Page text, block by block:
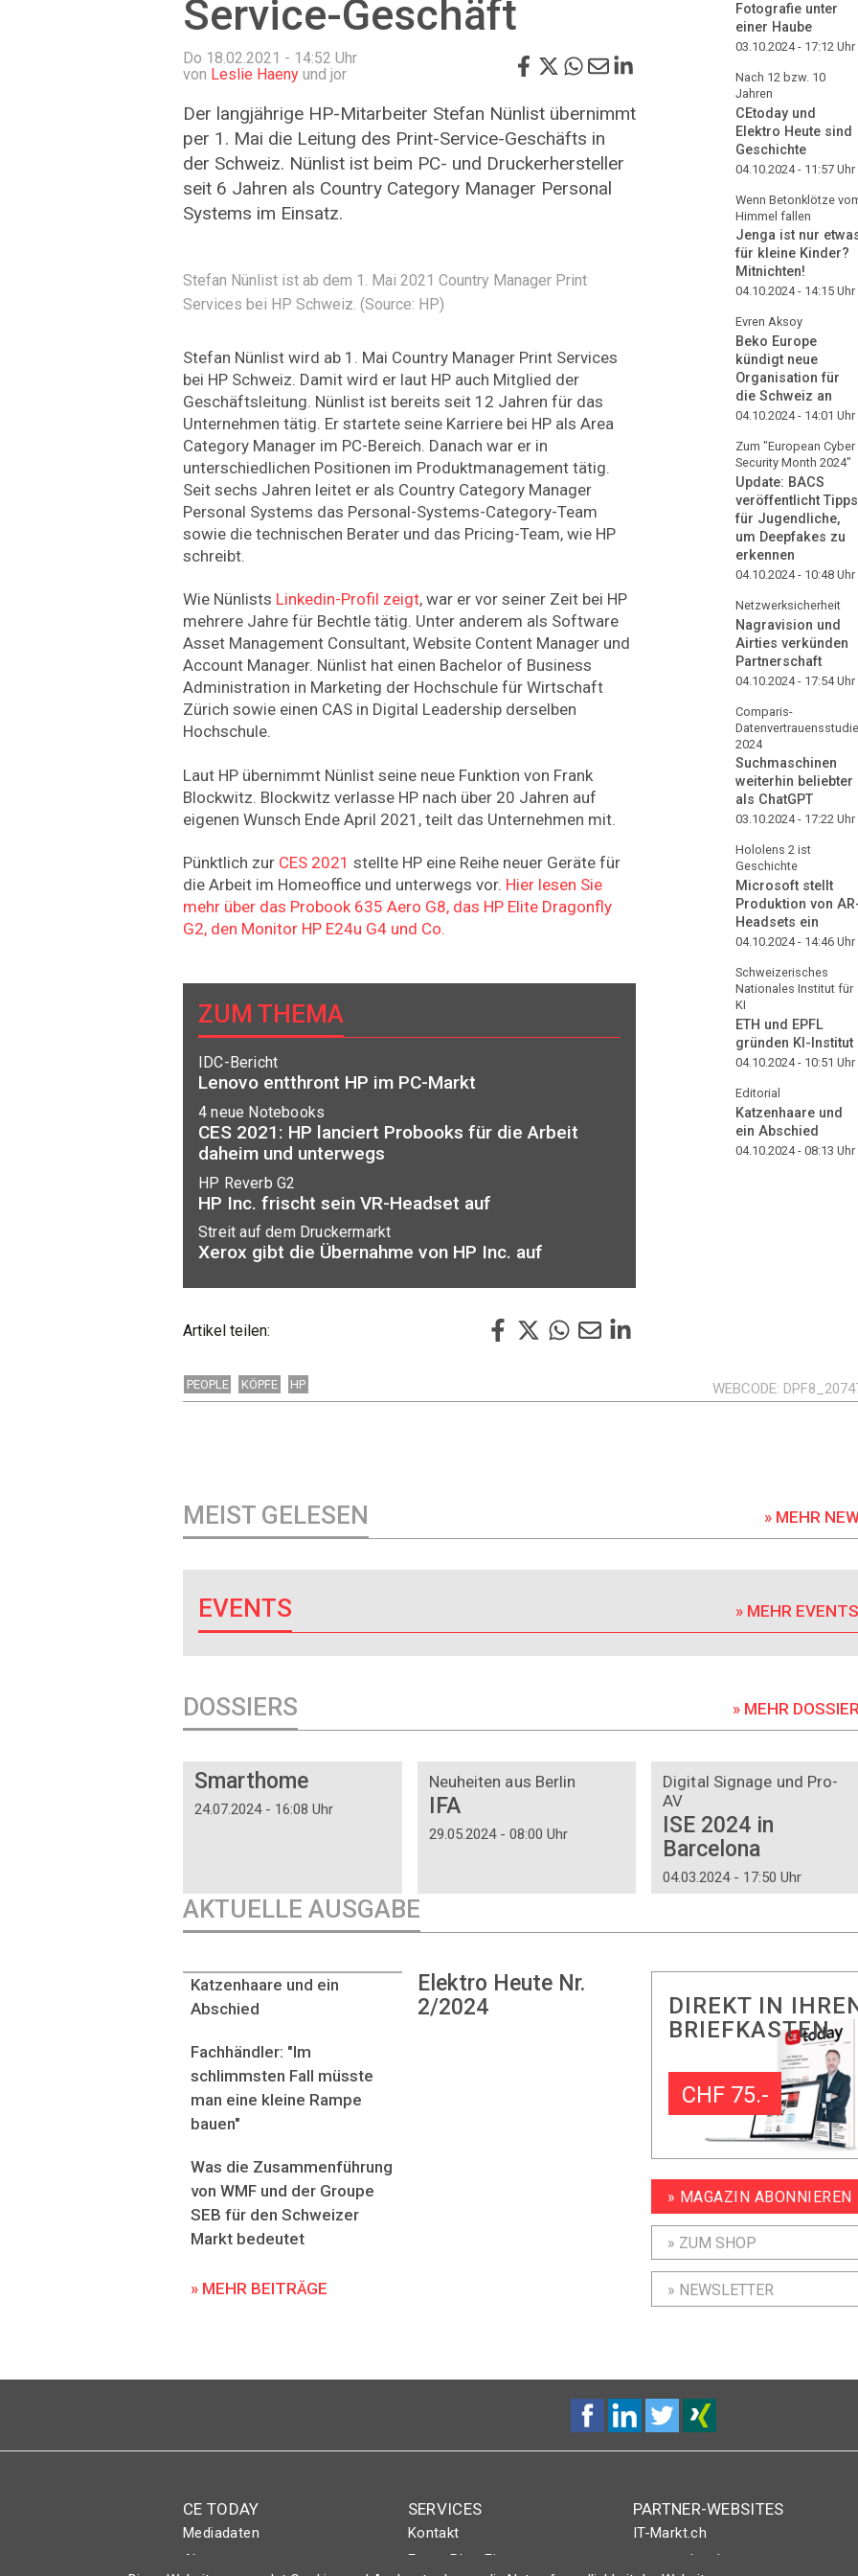
Service-Geschäft
Do 18.02.2021 - 14:52 Uhr
von Leslie Haeny und jor
Der langjährige HP-Mitarbeiter Stefan Nünlist übernimmt
per 1. Mai die Leitung des Print-Service-Geschäfts in
der Schweiz. Nünlist ist beim PC- und Druckerhersteller
seit 6 Jahren als Country Category Manager Personal
Systems im Einsatz.
Stefan Nünlist ist ab dem 1. Mai 2021 Country Manager Print
Services bei HP Schweiz. (Source: HP)
Stefan Nünlist wird ab 1. Mai Country Manager Print Services
bei HP Schweiz. Damit wird er laut HP auch Mitglied der
Geschäftsleitung. Nünlist ist bereits seit 12 Jahren für das
Unternehmen tätig. Er startete seine Karriere bei HP als Area
Category Manager im PC-Bereich. Danach war er in
unterschiedlichen Positionen im Produktmanagement tätig.
Seit sechs Jahren leitet er als Country Category Manager
Personal Systems das Personal-Systems-Category-Team
sowie die technischen Berater und das Pricing-Team, wie HP
schreibt.
Wie Nünlists Linkedin-Profil zeigt, war er vor seiner Zeit bei HP
mehrere Jahre für Bechtle tätig. Unter anderem als Software
Asset Management Consultant, Website Content Manager und
Account Manager. Nünlist hat einen Bachelor of Business
Administration in Marketing der Hochschule für Wirtschaft
Zürich sowie einen CAS in Digital Leadership derselben
Hochschule.
Laut HP übernimmt Nünlist seine neue Funktion von Frank
Blockwitz. Blockwitz verlasse HP nach über 20 Jahren auf
eigenen Wunsch Ende April 2021, teilt das Unternehmen mit.
Pünktlich zur CES 2021 stellte HP eine Reihe neuer Geräte für
die Arbeit im Homeoffice und unterwegs vor. Hier lesen Sie
mehr über das Probook 635 Aero G8, das HP Elite Dragonfly
G2, den Monitor HP E24u G4 und Co.
ZUM THEMA
IDC-Bericht
Lenovo entthront HP im PC-Markt
4 neue Notebooks
CES 2021: HP lanciert Probooks für die Arbeit
daheim und unterwegs
HP Reverb G2
HP Inc. frischt sein VR-Headset auf
Streit auf dem Druckermarkt
Xerox gibt die Übernahme von HP Inc. auf
Artikel teilen:
Fotografie unter
einer Haube
03.10.2024 - 17:12 Uhr
Nach 12 bzw. 10
Jahren
CEtoday und
Elektro Heute sind
Geschichte
04.10.2024 - 11:57 Uhr
Wenn Betonklötze
Himmel fallen
Jenga ist nur
für kleine Kinder?
Mitnichten!
04.10.2024 - 14:15 Uhr
Evren Aksoy
Beko Europe
kündigt neue
Organisation für
die Schweiz an
04.10.2024 - 14:01 Uhr
Zum "European Cyber
Security Month 2024"
Update: BACS
veröffentlicht Tipps
für Jugendliche,
um Deepfakes zu
erkennen
04.10.2024 - 10:48 Uhr
Netzwerksicherheit
Nagravision und
Airties verkünden
Partnerschaft
04.10.2024 - 17:54Uhr
Comparis-
Datenvertrauensstudie
2024
Suchmaschinen
weiterhin beliebter
als ChatGPT
03.10.2024 - 17:22 Uhr
Hololens 2 ist
Geschichte
Microsoft stellt
Produktion von
Headsets ein
04.10.2024 - 14:46 Uhr
Schweizerisches
Nationales Institut für
KI
ETH und EPFL
gründen KI-Institut
04.10.2024 - 10:51 Uhr
Editorial
Katzenhaare und
ein Abschied
04.10.2024 - 08:13 Uhr
PEOPLE KÖPFE HP WEBCODE
MEIST GELESEN » MEHR
EVENTS » MEHR EVENTS
DOSSIERS » MEHR
Smarthome
24.07.2024 - 16:08 Uhr
Neuheiten aus Berlin
IFA
29.05.2024 - 08:00 Uhr
Digital Signage und Pro-
AV
ISE 2024 in
Barcelona
04.03.2024 - 17:50 Uhr
AKTUELLE AUSGABE
Elektro Heute Nr.
2/2024
Katzenhaare und ein
Abschied
Fachhändler: "Im
schlimmsten Fall müsste
man eine kleine Rampe
bauen"
Was die Zusammenführung
von WMF und der Groupe
SEB für den Schweizer
Markt bedeutet
» MEHR BEITRÄGE
DIREKT IN
BRIEFKASTEN
CHF 75.-
» MAGAZIN ABONNIEREN
» ZUM SHOP
» NEWSLETTER
CE TODAY
Mediadaten
Abo
SERVICES
Kontakt
Event-Plus-Eintrag
PARTNER-WEBSITES
IT-Markt.ch
netzwoche.ch